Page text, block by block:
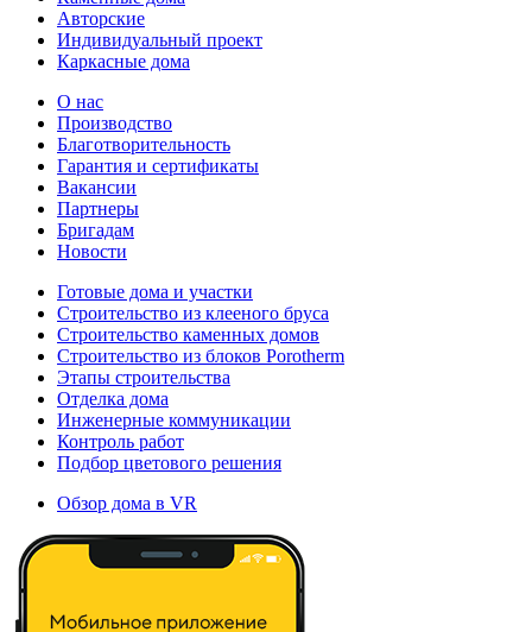
Авторские
Индивидуальный проект
Каркасные дома
О нас
Производство
Благотворительность
Гарантия и сертификаты
Вакансии
Партнеры
Бригадам
Новости
Готовые дома и участки
Строительство из клееного бруса
Строительство каменных домов
Строительство из блоков Porotherm
Этапы строительства
Отделка дома
Инженерные коммуникации
Контроль работ
Подбор цветового решения
Обзор дома в VR